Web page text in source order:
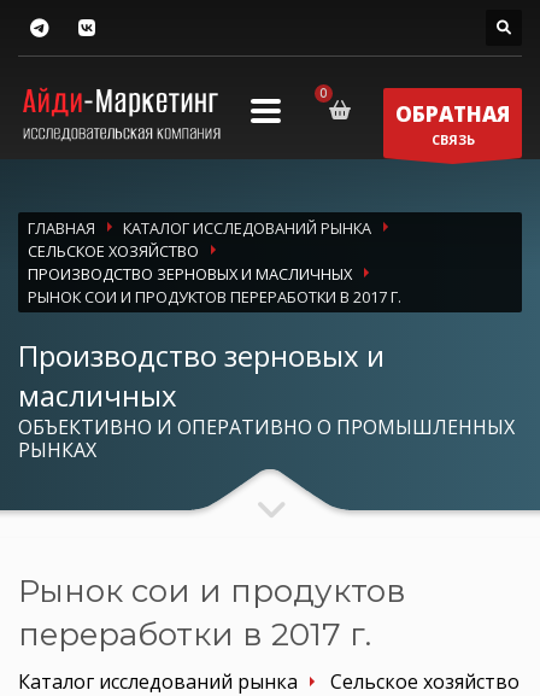
ОБРАТНАЯ
СВЯЗЬ
ГЛАВНАЯ
КАТАЛОГ ИССЛЕДОВАНИЙ РЫНКА
СЕЛЬСКОЕ ХОЗЯЙСТВО
ПРОИЗВОДСТВО ЗЕРНОВЫХ И МАСЛИЧНЫХ
РЫНОК СОИ И ПРОДУКТОВ ПЕРЕРАБОТКИ В 2017 Г.
Производство зерновых и
масличных
ОБЪЕКТИВНО И ОПЕРАТИВНО О ПРОМЫШЛЕННЫХ
РЫНКАХ
Рынок сои и продуктов
переработки в 2017 г.
Каталог исследований рынка
Сельское хозяйство